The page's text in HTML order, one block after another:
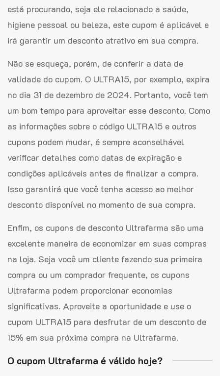
está procurando, seja ele relacionado a saúde,
higiene pessoal ou beleza, este cupom é aplicável e
irá garantir um desconto atrativo em sua compra.
Não se esqueça, porém, de conferir a data de
validade do cupom. O ULTRA15, por exemplo, expira
no dia 31 de dezembro de 2024. Portanto, você tem
um bom tempo para aproveitar esse desconto. Como
as informações sobre o código ULTRA15 e outros
cupons podem mudar, é sempre aconselhável
verificar detalhes como datas de expiração e
condições aplicáveis antes de finalizar a compra.
Isso garantirá que você tenha acesso ao melhor
desconto disponível no momento de sua compra.
Enfim, os cupons de desconto Ultrafarma são uma
excelente maneira de economizar em suas compras
na loja. Seja você um cliente fazendo sua primeira
compra ou um comprador frequente, os cupons
Ultrafarma podem proporcionar economias
significativas. Aproveite a oportunidade e use o
cupom ULTRA15 para desfrutar de um desconto de
15% em sua próxima compra na Ultrafarma.
O cupom Ultrafarma é válido hoje?